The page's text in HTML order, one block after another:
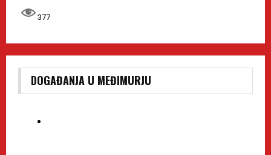
377
DOGAĐANJA U MEĐIMURJU